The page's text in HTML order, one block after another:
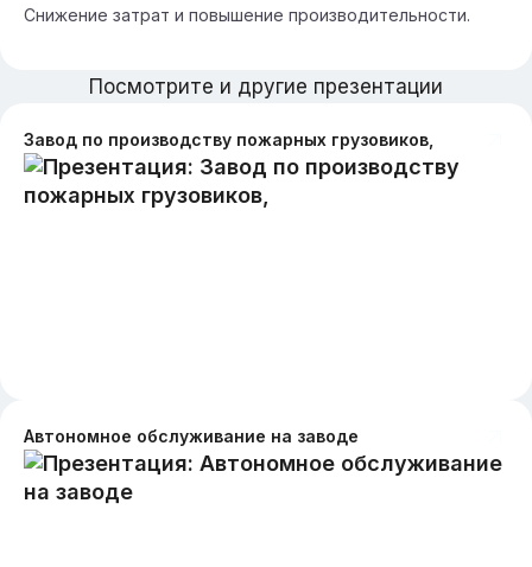
Снижение затрат и повышение производительности.
Посмотрите и другие презентации
Завод по производству пожарных грузовиков,
Автономное обслуживание на заводе